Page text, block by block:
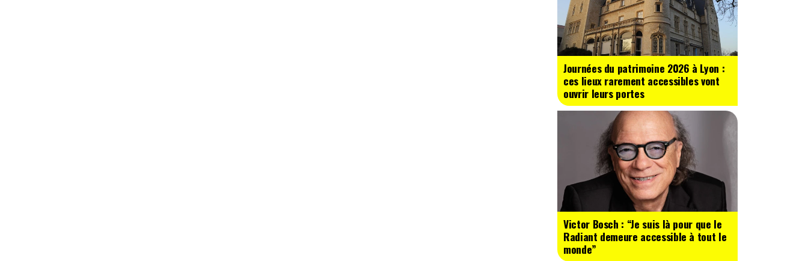
Journées du patrimoine 2026 à Lyon :
ces lieux rarement accessibles vont
ouvrir leurs portes
Victor Bosch : “Je suis là pour que le
Radiant demeure accessible à tout le
monde”